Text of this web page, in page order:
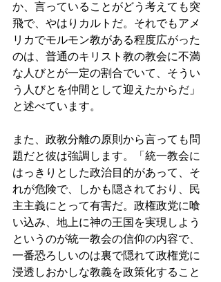
か、言っていることがどう考えても突
飛で、やはりカルトだ。それでもアメ
リカでモルモン教がある程度広がった
のは、普通のキリスト教の教会に不満
な人びとが一定の割合でいて、そうい
う人びとを仲間として迎えたからだ」
と述べています。
また、政教分離の原則から言っても問
題だと彼は強調します。「統一教会に
はっきりとした政治目的があって、そ
れが危険で、しかも隠されており、民
主主義にとって有害だ。政権政党に喰
い込み、地上に神の王国を実現しよう
というのが統一教会の信仰の内容で、
一番恐ろしいのは裏で隠れて政権党に
浸透しおかしな教義を政策化すること